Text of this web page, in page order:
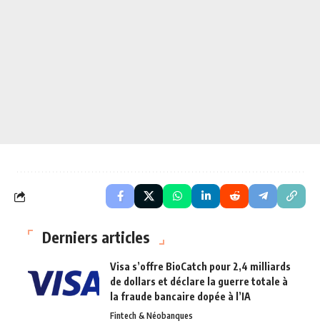
Derniers articles
Visa s’offre BioCatch pour 2,4 milliards
de dollars et déclare la guerre totale à
la fraude bancaire dopée à l’IA
Fintech & Néobanques